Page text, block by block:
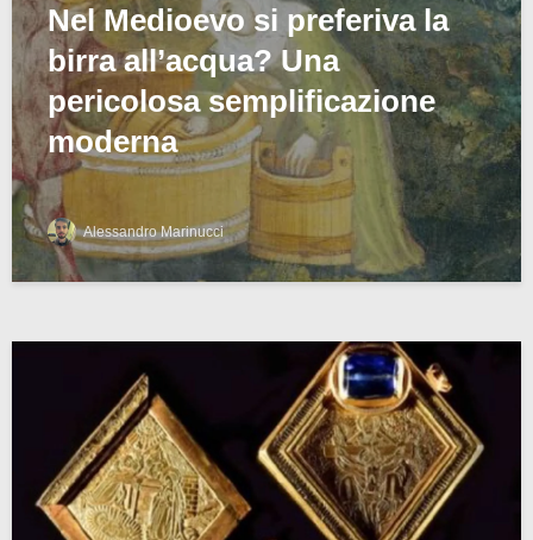
Nel Medioevo si preferiva la
birra all’acqua? Una
pericolosa semplificazione
moderna
Alessandro Marinucci